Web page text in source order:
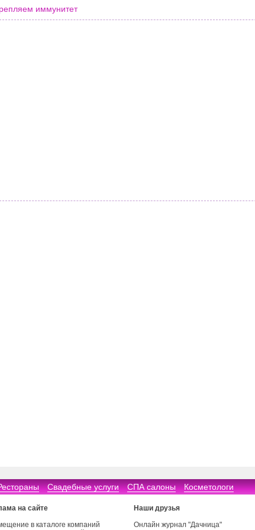
иммунитет
Свадебные услуги СПА салоны Косметологи
на сайте
в каталоге компаний
Наши друзья
Онлайн журнал "Дачница"